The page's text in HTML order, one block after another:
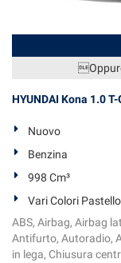
HYUNDAI Kona 1.0
Nuovo
Benzina
998 Cm³
Vari Colori Pastello
ABS, Airbag, Airbag
Antifurto, Autoradio,
in lega, Chiusura